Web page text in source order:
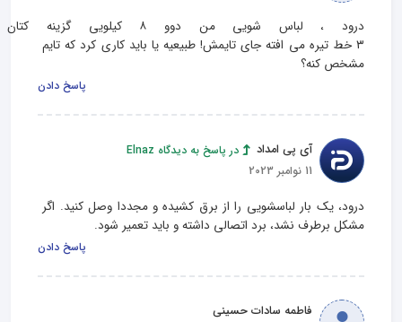
درود ، لباس شویی من دوو ۸
۳ خط تیره می افته جای تایمش! طبیعیه یا باید کاری کرد که تایم
مشخص کنه؟
پاسخ دادن
آی پی امداد
در پاسخ به دیدگاه Elnaz
11 نوامبر 2023
درود، یک بار لباسشویی را از برق کشیده و مجددا وصل کنید. اگر
مشکل برطرف نشد، برد اتصالی داشته و باید تعمیر شود.
پاسخ دادن
فاطمه سادات حسینی